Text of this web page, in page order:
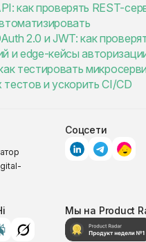
как проверять REST-
2.0 и JWT: как
и edge-кейсы
тестировать
и ускорить CI/CD
Соцсети
Мы на Product